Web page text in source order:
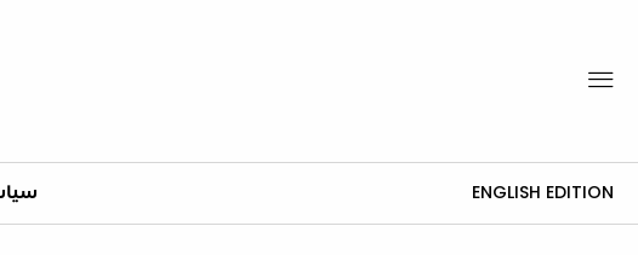
ENGLISH EDITION